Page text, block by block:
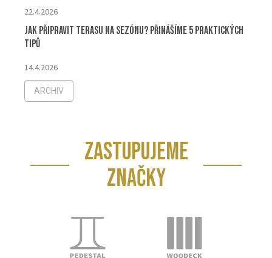
22.4.2026
Jak připravit terasu na sezónu? Přinášíme 5 praktických
tipů
14.4.2026
ARCHIV
ZASTUPUJEME
ZNAČKY